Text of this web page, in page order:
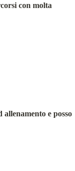
con molta
allenamento e posso